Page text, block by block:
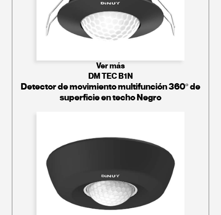
Ver más
DM TEC B1N
Detector de movimiento multifunción 360º de
superficie en techo Negro